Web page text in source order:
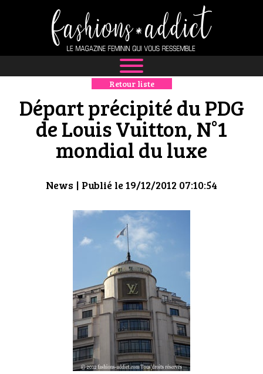
NEWS
MODE
LUXE
DÉFILÉS
BOUTIQUE
CULTURE
HIGH TECH
MAISON
AUTO
LIEUX TENDANCES
Retour liste
Départ précipité du PDG
de Louis Vuitton, N°1
mondial du luxe
News | Publié le 19/12/2012 07:10:54